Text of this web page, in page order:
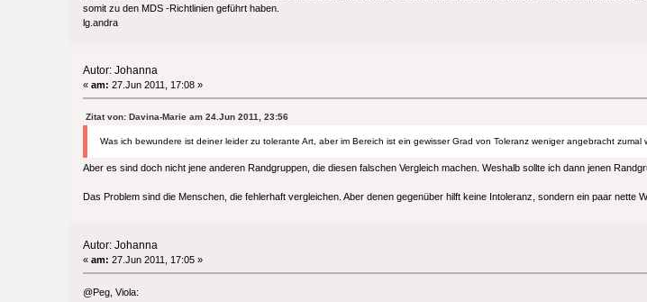
somit zu den MDS -Richtlinien geführt haben.
lg.andra
Autor: Johanna
«am: 27.Jun 2011, 17:08 »
Zitat von: Davina-Marie am 24.Jun 2011, 23:56
Was ich bewundere ist deiner leider zu tolerante Art, aber im Bereich ist ein gewisser Grad von Toleranz weniger angebracht
Aber es sind doch nicht jene anderen Randgruppen, die diesen falschen Vergleich machen. Weshalb sollte ich dann jenen
Das Problem sind die Menschen, die fehlerhaft vergleichen. Aber denen gegenüber hilft keine Intoleranz, sondern ein paar nette
Autor: Johanna
«am: 27.Jun 2011, 17:05 »
@Peg, Viola: